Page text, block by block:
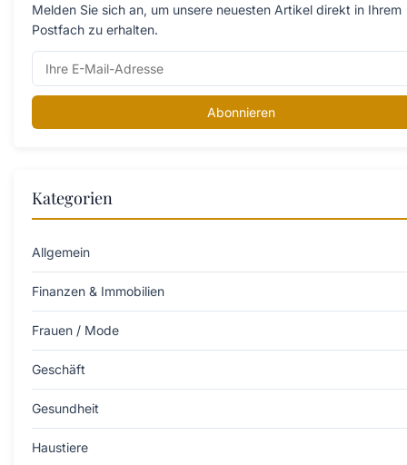
Melden Sie sich an, um unsere neuesten Artikel direkt in Ihrem
Postfach zu erhalten.
Abonnieren
Kategorien
Allgemein
Finanzen & Immobilien
Frauen / Mode
Geschäft
Gesundheit
Haustiere